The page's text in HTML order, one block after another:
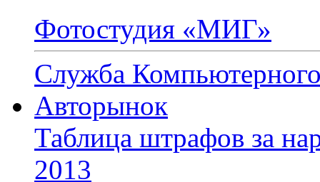
Фотостудия «МИГ»
Служба
Авторынок
Таблица штрафов за
2013